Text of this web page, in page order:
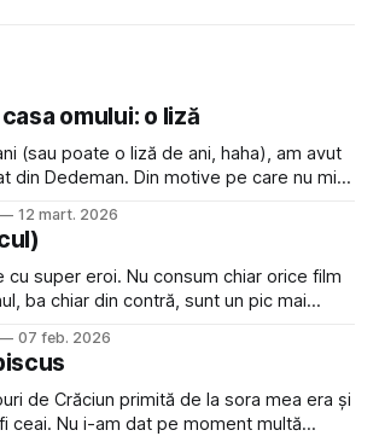
omului: o liză
(sau poate o liză de ani, haha), am avut
din Dedeman. Din motive pe care nu mi
voluminos și/sau greu pentru a fi cărat
oferită
12 mart. 2026
cu super eroi. Nu consum chiar orice film
ba chiar din contră, sunt un pic mai
de AdHoc Studio a reușit să mă
asupra poveștii și personajelor mi
07 feb. 2026
de Crăciun primită de la sora mea era și
ceai. Nu i-am dat pe moment multă